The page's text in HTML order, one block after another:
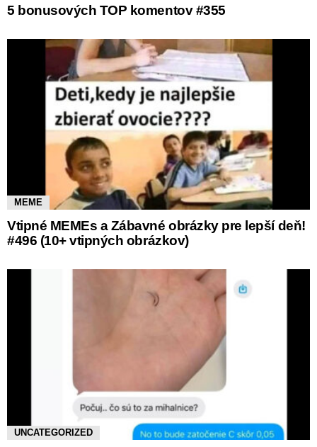
5 bonusových TOP komentov #355
MEME
Vtipné MEMEs a Zábavné obrázky pre lepší deň!
#496 (10+ vtipných obrázkov)
UNCATEGORIZED